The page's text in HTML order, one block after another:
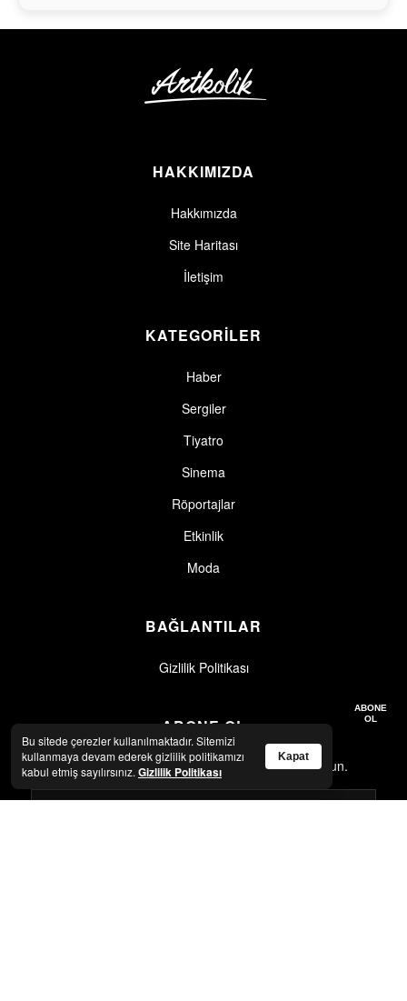
HAKKIMIZDA
Hakkımızda
Site Haritası
İletişim
KATEGORİLER
Haber
Sergiler
Tiyatro
Sinema
Röportajlar
Etkinlik
Moda
BAĞLANTILAR
Gizlilik Politikası
ABONE OL
En son haberler ve güncellemeler için abone olun.
ABONE
OL
Bu sitede çerezler kullanılmaktadır. Sitemizi
kullanmaya devam ederek gizlilik politikamızı
kabul etmiş sayılırsınız. Gizlilik Politikası
Kapat